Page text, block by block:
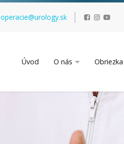
operacie@urology.sk
Úvod O nás Obriezka